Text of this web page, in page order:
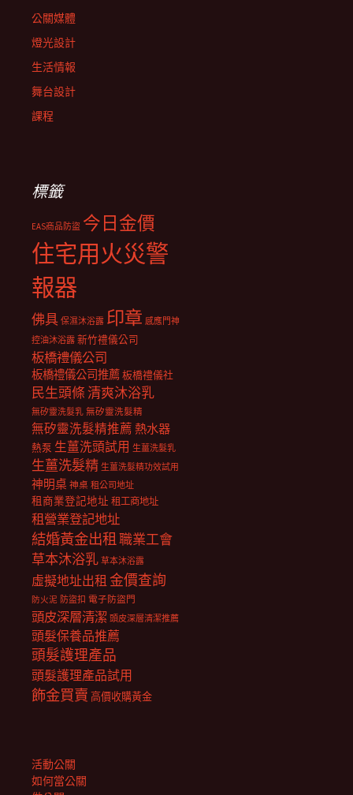
公關媒體
燈光設計
生活情報
舞台設計
課程
標籤
EAS商品防盜 今日金價
住宅用火災警
報器
佛具 保濕沐浴露 印章 感應門神
控油沐浴露 新竹禮儀公司
板橋禮儀公司
板橋禮儀公司推薦板橋禮儀社
民生頭條清爽沐浴乳
無矽靈洗髮乳 無矽靈洗髮精
無矽靈洗髮精推薦 熱水器
熱泵 生薑洗頭試用 生薑洗髮乳
生薑洗髮精 生薑洗髮精功效試用
神明桌 神桌 租公司地址
租商業登記地址 租工商地址
租營業登記地址
結婚黃金出租職業工會
草本沐浴乳 草本沐浴露
虛擬地址出租 金價查詢
防火泥 防盜扣 電子防盜門
頭皮深層清潔 頭皮深層清潔推薦
頭髮保養品推薦
頭髮護理產品
頭髮護理產品試用
飾金買賣 高價收購黃金
活動公關
如何當公關